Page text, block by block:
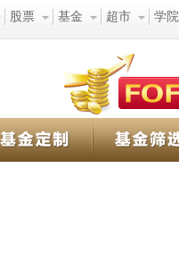
股票 基金 超市 学院